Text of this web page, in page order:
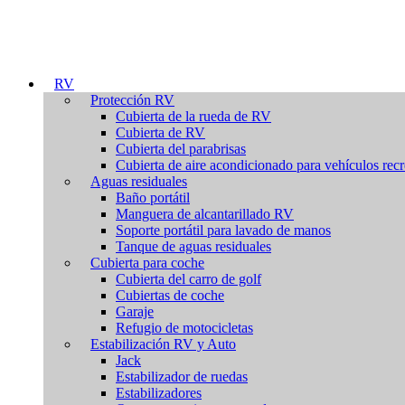
RV
Protección RV
Cubierta de la rueda de RV
Cubierta de RV
Cubierta del parabrisas
Cubierta de aire acondicionado para vehículos
Aguas residuales
Baño portátil
Manguera de alcantarillado RV
Soporte portátil para lavado de manos
Tanque de aguas residuales
Cubierta para coche
Cubierta del carro de golf
Cubiertas de coche
Garaje
Refugio de motocicletas
Estabilización RV y Auto
Jack
Estabilizador de ruedas
Estabilizadores